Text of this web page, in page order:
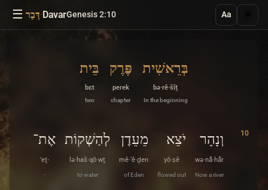
☰ דָּבָר·DavarGenesis 2:10 Aa
בְּרֵאשִׁית
bə·rê·šîṯ
In the beginning
פֶּרֶק
peɾek
chapter
בֵּית
bɛt
two
10 וְנָהָר
wə·nå̄·hå̄r
Now a river
יֹצֵא
yō·ṣê
flowed out
מֵעֵדֶן
mê·‘ê·ḏen
of Eden
לְהַשְׁקוֹת
lə·haš·qō·wṯ
to water
אֶת־
’eṯ-
-